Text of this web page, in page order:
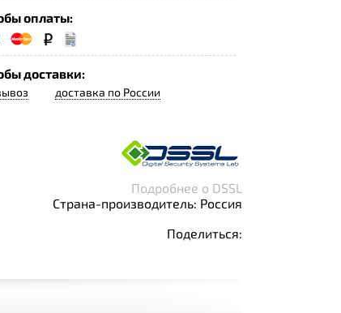
оплаты:
доставки:
доставка по России
Подробнее о DSSL
Страна-производитель: Россия
Поделиться: